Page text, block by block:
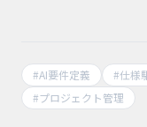
#AI要件定義 #仕様
#プロジェクト管理